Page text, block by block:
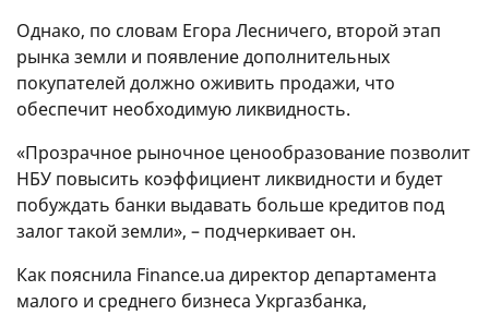
Однако, по словам Егора Лесничего, второй этап
рынка земли и появление дополнительных
покупателей должно оживить продажи, что
обеспечит необходимую ликвидность.
«Прозрачное рыночное ценообразование позволит
НБУ повысить коэффициент ликвидности и будет
побуждать банки выдавать больше кредитов под
залог такой земли», – подчеркивает он.
Как пояснила Finance.ua директор департамента
малого и среднего бизнеса Укргазбанка,